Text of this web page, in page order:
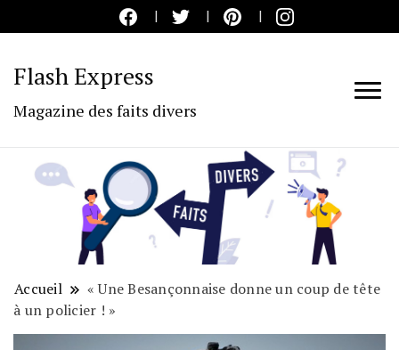
Flash Express
Magazine des faits divers
Accueil
« Une Besançonnaise donne un coup de tête
à un policier ! »